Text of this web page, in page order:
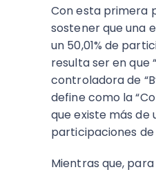
Con esta primera
sostener que una
un 50,01% de
resulta ser en que
controladora de
define como la
que existe más de
participaciones de
Mientras que,